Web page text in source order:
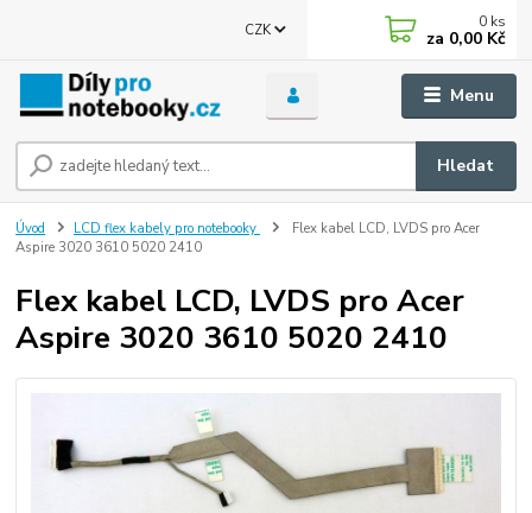
Menu
CZK
Hledat
0 ks
za 0,00 Kč
Úvod LCD flex kabely pro notebooky
Flex kabel LCD, LVDS pro Acer
Aspire 3020 3610 5020 2410
Flex kabel LCD, LVDS pro Acer
Aspire 3020 3610 5020 2410